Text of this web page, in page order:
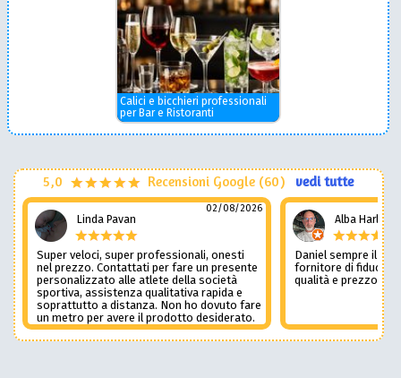
Calici e bicchieri professionali
per Bar e Ristoranti
5,0 Recensioni Google (60) vedi tutte
Linda Pavan
02/08/2026
Super veloci, super professionali, onesti
nel prezzo. Contattati per fare un presente
personalizzato alle atlete della società
sportiva, assistenza qualitativa rapida e
soprattutto a distanza. Non ho dovuto fare
un metro per avere il prodotto desiderato.
Una assistenza del genere è rara e
preziosa. Credo li contatterò ancora in
Alba Harley
Daniel sempre il
fornitore di fiducia
qualità e prezzo